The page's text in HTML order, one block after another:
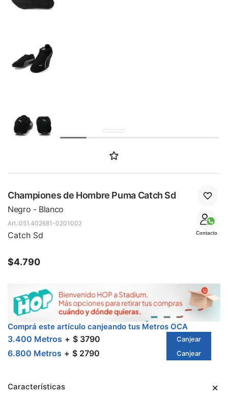
Championes de Hombre Puma Catch Sd
Negro - Blanco
Contacto
051.402681-0201002
Catch Sd
$4.790
Comprá este artículo canjeando tus Metros OCA
3.400 Metros $ 3790 Canjear
6.800 Metros $ 2790 Canjear
Características